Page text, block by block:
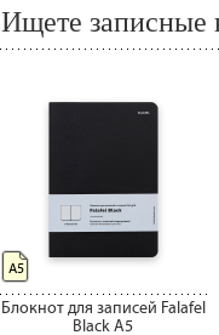
Ищете записные
Блокнот для записей Falafel
Black А5
А5